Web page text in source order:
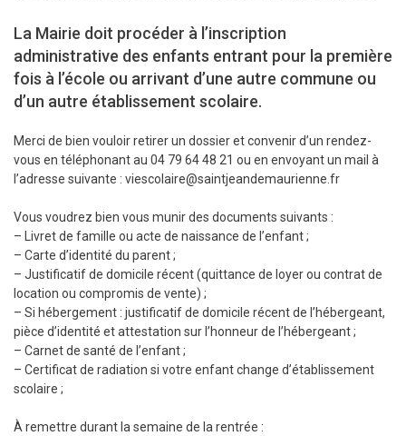
La Mairie doit procéder à l’inscription
administrative des enfants entrant pour la première
fois à l’école ou arrivant d’une autre commune ou
d’un autre établissement scolaire.
Merci de bien vouloir retirer un dossier et convenir d’un rendez-
vous en téléphonant au 04 79 64 48 21 ou en envoyant un mail à
l’adresse suivante : viescolaire@saintjeandemaurienne.fr
Vous voudrez bien vous munir des documents suivants :
– Livret de famille ou acte de naissance de l’enfant ;
– Carte d’identité du parent ;
– Justificatif de domicile récent (quittance de loyer ou contrat de
location ou compromis de vente) ;
– Si hébergement : justificatif de domicile récent de l’hébergeant,
pièce d’identité et attestation sur l’honneur de l’hébergeant ;
– Carnet de santé de l’enfant ;
– Certificat de radiation si votre enfant change d’établissement
scolaire ;
À remettre durant la semaine de la rentrée :